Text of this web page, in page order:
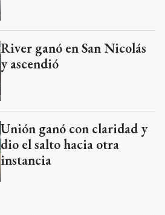
River ganó en San Nicolás
y ascendió
Unión ganó con claridad y
dio el salto hacia otra
instancia